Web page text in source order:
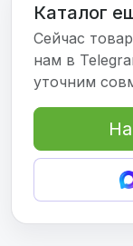
Каталог
Сейчас
нам в
уточним